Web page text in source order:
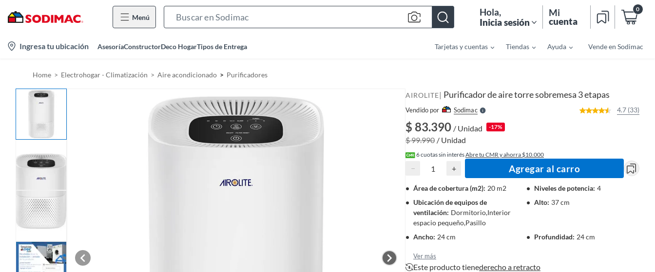
Menú
a
r
Hola,
Inicia sesión
Mi
cuenta
0
Ingresa tu ubicación AsesoríaConstructorDeco HogarTipos de Entrega Tarjetas y cuentas Tiendas Ayuda Vende en Sodimac
Home Electrohogar - Climatización Aire acondicionado Purificadores
AIROLITE| Purificador de aire torre sobremesa 3 etapas
Vendido por SodimacS
l
l
4.7 (33)
$ 83.390 / Unidad -17%
$ 99.990 / Unidad
6cuotas sin interésAbre tu CMR y ahorra $10.000
− + Agregar al carro
Área de cobertura (m2): 20 m2 Niveles de potencia: 4
Ubicación de equipos de
ventilación: Dormitorio,Interior
espacio pequeño,Pasillo
Alto: 37 cm
Ancho: 24 cm Profundidad: 24 cm
Ver más
Este producto tienederecho a retracto